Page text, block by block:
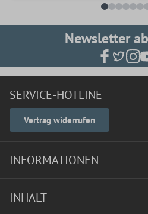
Newsletter
SERVICE-HOTLINE
Vertrag widerrufen
INFORMATIONEN
INHALT